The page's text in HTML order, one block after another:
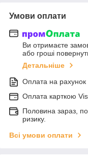
Умови оплати
Ви отримаєте
або гроші
Детальніше
Оплата на рахунок
Оплата карткою
Половина зараз,
ризику.
Всі умови оплати